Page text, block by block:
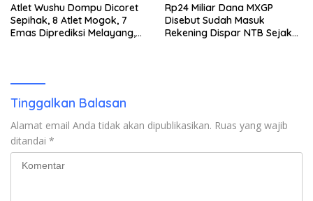
Atlet Wushu Dompu Dicoret
Sepihak, 8 Atlet Mogok, 7
Emas Diprediksi Melayang,
Rp24 Miliar Dana MXGP
Disebut Sudah Masuk
Rekening Dispar NTB Sejak
Tinggalkan Balasan
Alamat email Anda tidak akan dipublikasikan. Ruas yang wajib
ditandai *